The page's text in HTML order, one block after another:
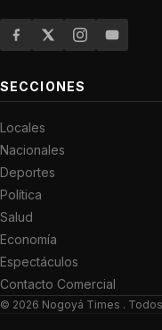
SECCIONES
Locales
Nacionales
Deportes
Política
Salud
Economía
Espectáculos
Contacto Comercial
© 2026 Nogoyá Times .